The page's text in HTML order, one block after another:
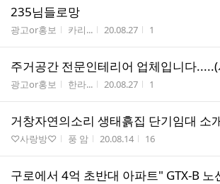
235님들로망
게시판명
광고or홍보 작성자
카리... 작성시간
20.08.27 조회수
1
주거공간 전문인테리어 업체입니다
게시판명
광고or홍보 작성자
한라... 작성시간
20.08.27 조회수
1
거창자연의소리 생태흙집 단기임대 소
게시판명
♡사랑방♡ 작성자
풍 암 작성시간
20.08.14 조회수
16
구로에서 4억 초반대 아파트" GTX-B 노